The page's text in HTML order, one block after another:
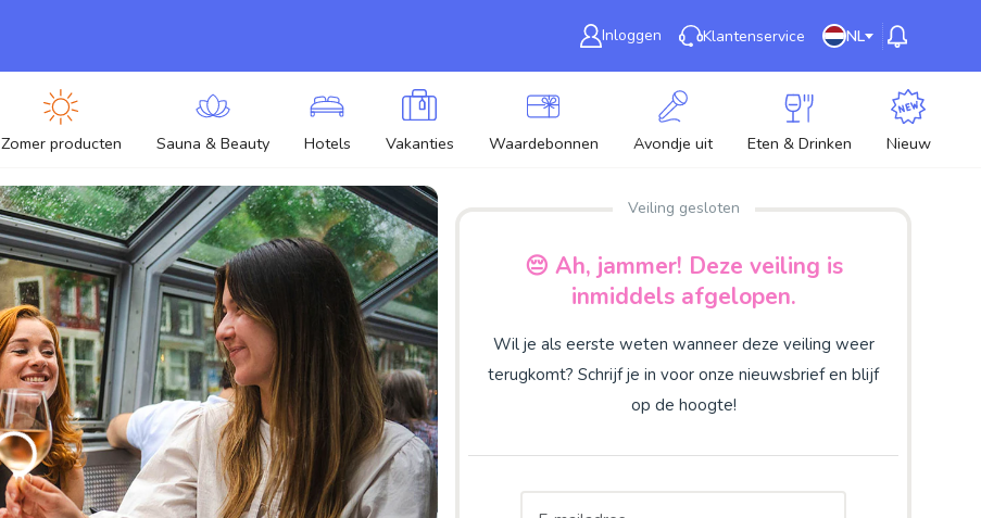
Inloggen Klantenservice NL
Zomer producten Sauna & Beauty Hotels Vakanties Waardebonnen Avondje uit Eten & Drinken Nieuw
Veiling gesloten
😔 Ah, jammer! Deze veiling is
inmiddels afgelopen.
Wil je als eerste weten wanneer deze veiling weer
terugkomt? Schrijf je in voor onze nieuwsbrief en blijf
op de hoogte!